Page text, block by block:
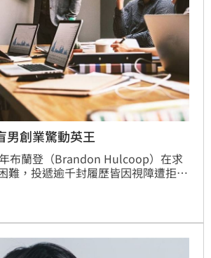
男創業驚動英王
布蘭登（Brandon Hulcoop）在求
難，投遞逾千封履歷皆因視障遭拒。
」，專為視障者提供專業服務。這
英王查爾斯三世。布蘭登目前積極推
，期盼透過自身影響力，打破社會對